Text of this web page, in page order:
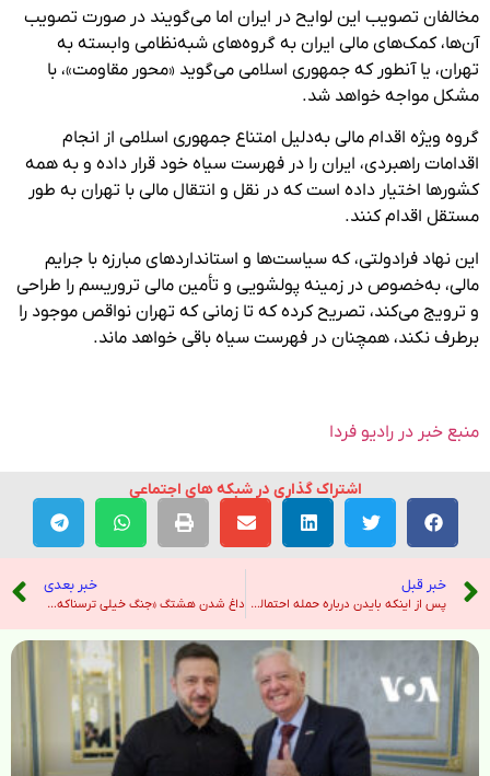
مخالفان تصویب این لوایح در ایران اما می‌گویند در صورت تصویب
آن‌ها، کمک‌های مالی ایران به گروه‌های شبه‌نظامی وابسته به
تهران،‌ یا آنطور که جمهوری اسلامی می‌گوید «محور مقاومت»، با
مشکل مواجه خواهد شد.
گروه ویژه اقدام مالی به‌دلیل امتناع جمهوری اسلامی از انجام
اقدامات راهبردی، ایران را در فهرست سیاه خود قرار داده و به همه
کشورها اختیار داده است که در نقل و انتقال‌ مالی با تهران به طور
مستقل اقدام کنند.
این نهاد فرادولتی، که سیاست‌ها و استاندارد‌های مبارزه با جرایم
مالی،‌ به‌خصوص در زمینه پولشویی و تأمین مالی تروریسم را طراحی
و ترویج می‌کند، تصریح کرده که تا زمانی که تهران نواقص موجود را
برطرف نکند، همچنان در فهرست سیاه باقی خواهد ماند.
منبع خبر در رادیو فردا
اشتراک گذاری در شبکه های اجتماعی
خبر قبل
پس از اینکه بایدن درباره حمله احتمالی اسرائیل به تاسیسات ایران گفت‌وگو کرد، قیمت نفت افزایش یافت. – نیویورک تایمز
خبر بعدی
داغ شدن هشتگ «جنگ خیلی ترسناکه»؛ تأکید بر ۴۵ سال جنگ نابرابر با حکومت – صدای آمریکا